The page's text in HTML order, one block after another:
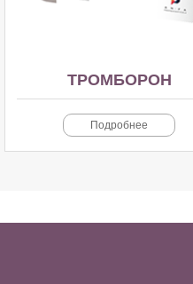
ТРОМБОРОН
Подробнее